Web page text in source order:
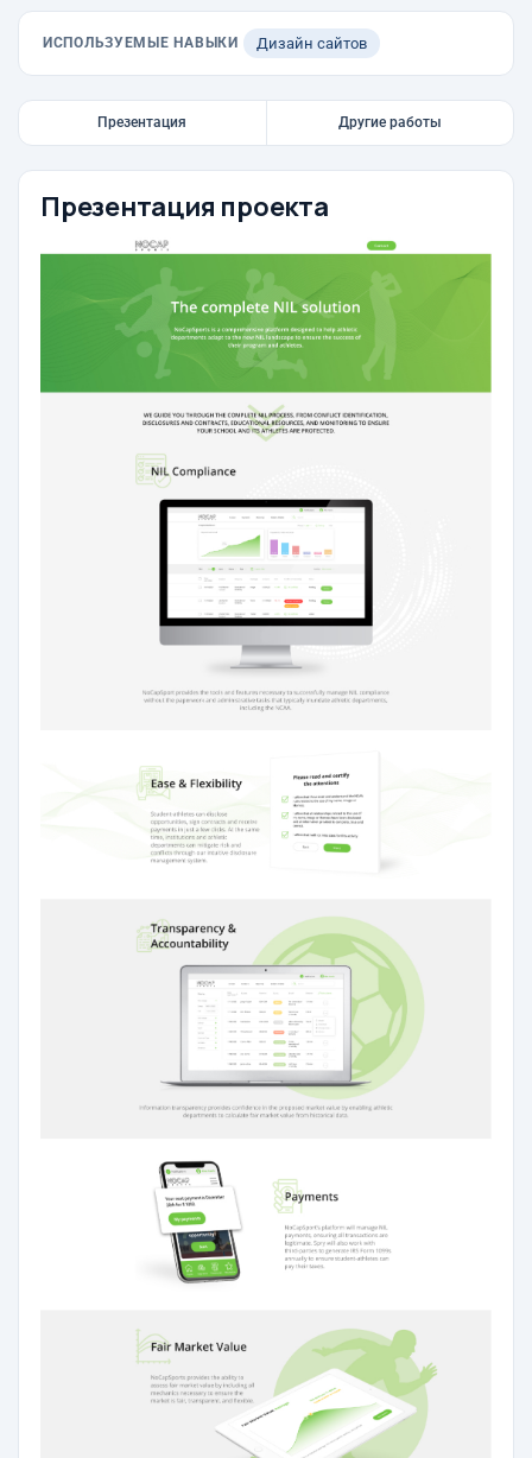
ИСПОЛЬЗУЕМЫЕ НАВЫКИ Дизайн сайтов
Презентация Другие работы
Презентация проекта